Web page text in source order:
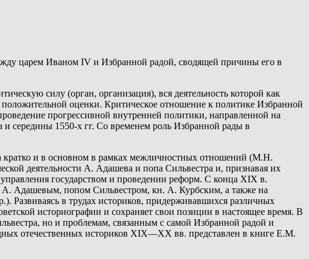
царем Иваном IV и Избранной радой, сводящей причины его в
силу (орган, организация), вся деятельность которой как
оценки. Критическое отношение к политике Избранной
прогрессивной внутренней политики, направленной на
и середины 1550-х гг. Со временем роль Избранной рады в
кратко и в основном в рамках межличностных отношений (М.Н.
деятельности А. Адашева и попа Сильвестра и, признавая их
государством и проведении реформ. С конца XIX в.
А. Адашевым, попом Сильвестром, кн. А. Курбским, а также на
в трудах историков, придерживавшихся различных
историографии и сохраняет свои позиции в настоящее время. В
но и проблемам, связанным с самой Избранной радой и
отечественных историков XIX—XX вв. представлен в книге Е.М.